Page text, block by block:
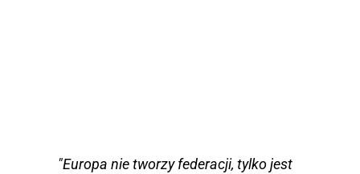
"Europa nie tworzy federacji, tylko jest